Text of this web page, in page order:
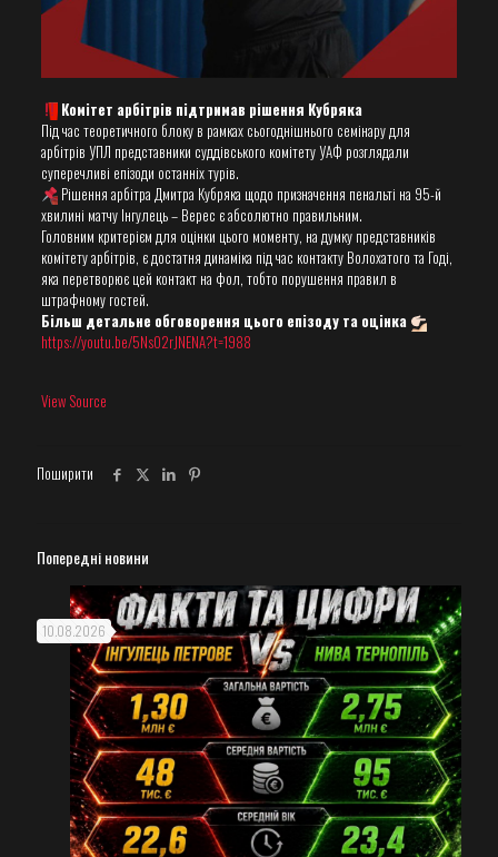
Комітет арбітрів підтримав рішення Кубряка
Під час теоретичного блоку в рамках сьогоднішнього семінару для
арбітрів УПЛ представники суддівського комітету УАФ розглядали
суперечливі епізоди останніх турів.
Рішення арбітра Дмитра Кубряка щодо призначення пенальті на 95-й
хвилині матчу Інгулець – Верес є абсолютно правильним.
Головним критерієм для оцінки цього моменту, на думку представників
комітету арбітрів, є достатня динаміка під час контакту Волохатого та Годі,
яка перетворює цей контакт на фол, тобто порушення правил в
штрафному гостей.
Більш детальне обговорення цього епізоду та оцінка
https://youtu.be/5NsO2rJNENA?t=1988
View Source
Поширити
Попередні новини
10.08.2026